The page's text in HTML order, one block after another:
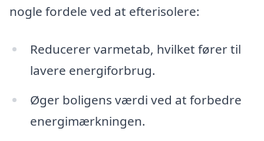
nogle fordele ved at efterisolere:
Reducerer varmetab, hvilket fører til
lavere energiforbrug.
Øger boligens værdi ved at forbedre
energimærkningen.